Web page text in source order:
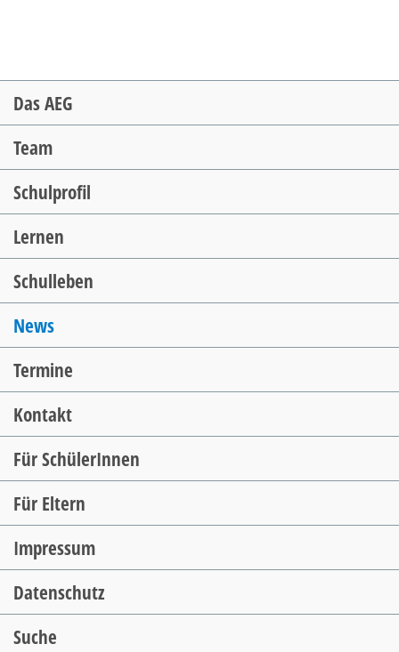
Navigation
überspringen
Das AEG
Team
Schulprofil
Lernen
Schulleben
News
Termine
Kontakt
Für SchülerInnen
Für Eltern
Impressum
Datenschutz
Suche